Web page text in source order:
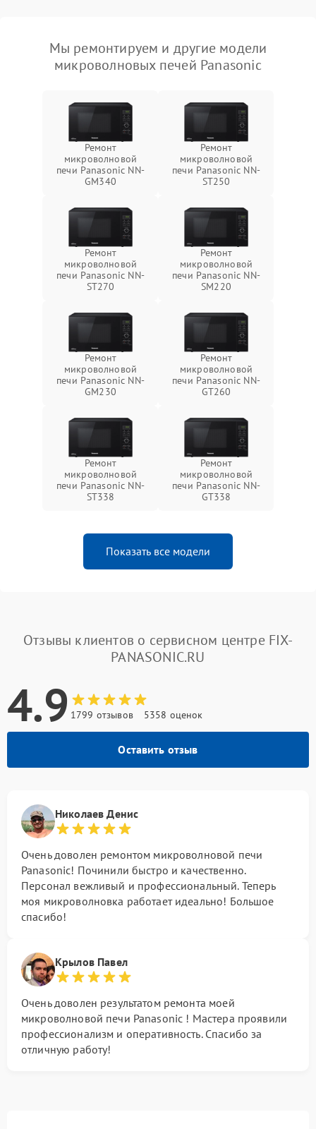
Мы ремонтируем и другие модели
микроволновых печей Panasonic
Ремонт
микроволновой
печи Panasonic NN-
GM340
Ремонт
микроволновой
печи Panasonic NN-
ST250
Ремонт
микроволновой
печи Panasonic NN-
ST270
Ремонт
микроволновой
печи Panasonic NN-
SM220
Ремонт
микроволновой
печи Panasonic NN-
GM230
Ремонт
микроволновой
печи Panasonic NN-
GT260
Ремонт
микроволновой
печи Panasonic NN-
ST338
Ремонт
микроволновой
печи Panasonic NN-
GT338
Показать все модели
Отзывы клиентов о сервисном центре FIX-
PANASONIC.RU
4.9 1799 отзывов 5358 оценок
Оставить отзыв
Николаев Денис
Очень доволен ремонтом микроволновой печи
Panasonic! Починили быстро и качественно.
Персонал вежливый и профессиональный. Теперь
моя микроволновка работает идеально! Большое
спасибо!
Крылов Павел
Очень доволен результатом ремонта моей
микроволновой печи Panasonic ! Мастера проявили
профессионализм и оперативность. Спасибо за
отличную работу!